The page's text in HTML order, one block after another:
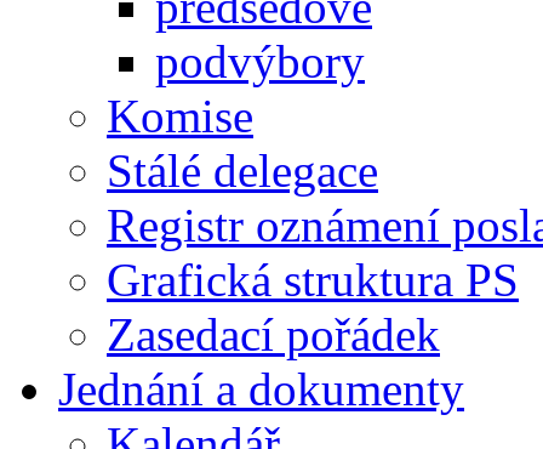
podvýbory
Komise
Stálé delegace
Registr oznámení
Grafická struktura PS
Zasedací pořádek
Jednání a dokumenty